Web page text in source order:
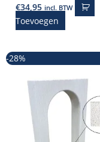
€34,95 incl. BTW
Toevoegen
-28%
was:
€89,95.
is:
€64,95.